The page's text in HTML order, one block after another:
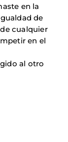
en la
de
cualquier
en el
al otro